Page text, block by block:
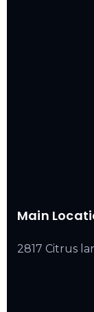
Main
2817 Citrus